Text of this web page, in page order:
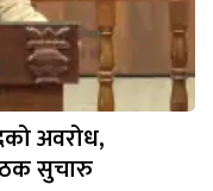
अवरोध,
सुचारु